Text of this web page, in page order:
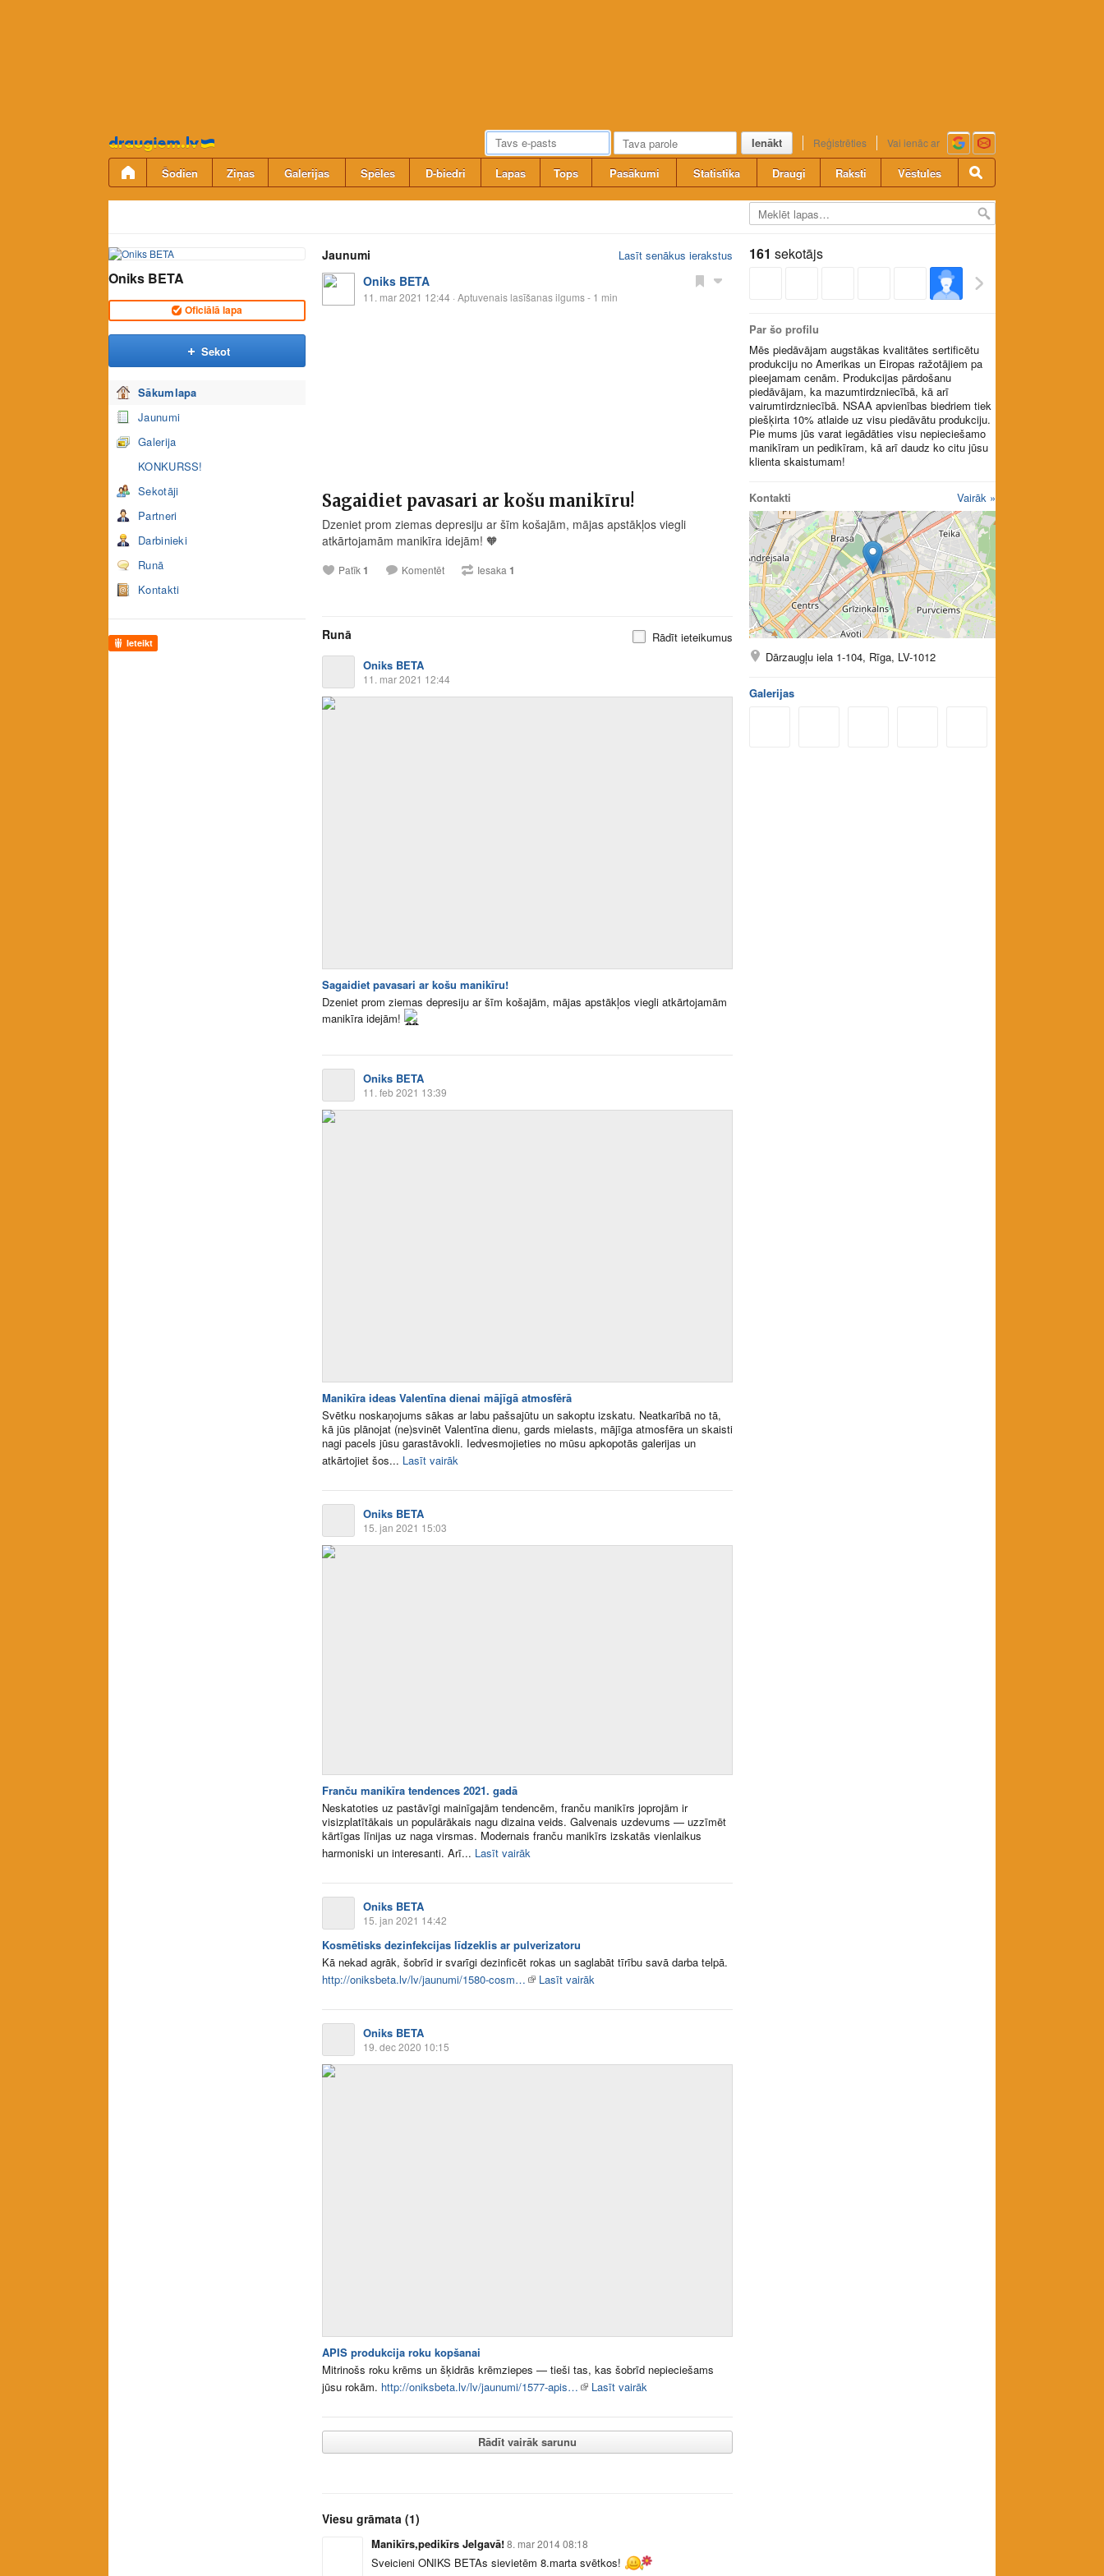
Pāriet
uz
saturu
Ienākt Reģistrēties Vai ienāc ar
Šodien Ziņas Galerijas Spēles D-biedri Lapas Tops Pasākumi Statistika Draugi Raksti Vēstules
Oniks BETA
Oficiālā lapa
Sekot
Sākumlapa
Jaunumi
Galerija
KONKURSS!
Sekotāji
Partneri
Darbinieki
Runā
Kontakti
Ieteikt
Jaunumi Lasīt senākus ierakstus
Oniks BETA
11. mar 2021 12:44 · Aptuvenais lasīšanas ilgums - 1 min
Sagaidiet pavasari ar košu manikīru!
Dzeniet prom ziemas depresiju ar šīm košajām, mājas apstākļos viegli
atkārtojamām manikīra idejām! 🧡
Patīk1 Komentēt Iesaka 1
Runā
Rādīt ieteikumus
Oniks BETA
11. mar 2021 12:44
Sagaidiet pavasari ar košu manikīru!
Dzeniet prom ziemas depresiju ar šīm košajām, mājas apstākļos viegli atkārtojamām
manikīra idejām!
Oniks BETA
11. feb 2021 13:39
Manikīra ideas Valentīna dienai mājīgā atmosfērā
Svētku noskaņojums sākas ar labu pašsajūtu un sakoptu izskatu. Neatkarībā no tā,
kā jūs plānojat (ne)svinēt Valentīna dienu, gards mielasts, mājīga atmosfēra un skaisti
nagi pacels jūsu garastāvokli. Iedvesmojieties no mūsu apkopotās galerijas un
atkārtojiet šos... Lasīt vairāk
Oniks BETA
15. jan 2021 15:03
Franču manikīra tendences 2021. gadā
Neskatoties uz pastāvīgi mainīgajām tendencēm, franču manikīrs joprojām ir
visizplatītākais un populārākais nagu dizaina veids. Galvenais uzdevums — uzzīmēt
kārtīgas līnijas uz naga virsmas. Modernais franču manikīrs izskatās vienlaikus
harmoniski un interesanti. Arī... Lasīt vairāk
Oniks BETA
15. jan 2021 14:42
Kosmētisks dezinfekcijas līdzeklis ar pulverizatoru
Kā nekad agrāk, šobrīd ir svarīgi dezinficēt rokas un saglabāt tīrību savā darba telpā.
http://oniksbeta.lv/lv/jaunumi/1580-cosm…
Lasīt vairāk
Oniks BETA
19. dec 2020 10:15
APIS produkcija roku kopšanai
Mitrinošs roku krēms un šķidrās krēmziepes — tieši tas, kas šobrīd nepieciešams
jūsu rokām. http://oniksbeta.lv/lv/jaunumi/1577-apis… Lasīt vairāk
Rādīt vairāk sarunu
Viesu grāmata (1)
Manikīrs,pedikīrs Jelgavā!8. mar 2014 08:18
Sveicieni ONIKS BETAs sievietēm 8.marta svētkos!
161 sekotājs
Par šo profilu
Mēs piedāvājam augstākas kvalitātes sertificētu
produkciju no Amerikas un Eiropas ražotājiem pa
pieejamam cenām. Produkcijas pārdošanu
piedāvājam, ka mazumtirdzniecībā, kā arī
vairumtirdzniecībā. NSAA apvienības biedriem tiek
piešķirta 10% atlaide uz visu piedāvātu produkciju.
Pie mums jūs varat iegādāties visu nepieciešamo
manikīram un pedikīram, kā arī daudz ko citu jūsu
klienta skaistumam!
Kontakti Vairāk »
Dārzaugļu iela 1-104, Rīga, LV-1012
Galerijas